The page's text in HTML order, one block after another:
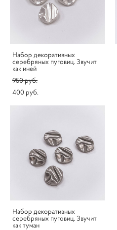
Набор декоративных
серебряных пуговиц. Звучит
как иней
950 pуб.
400 pуб.
Набор декоративных
серебряных пуговиц. Звучит
как туман